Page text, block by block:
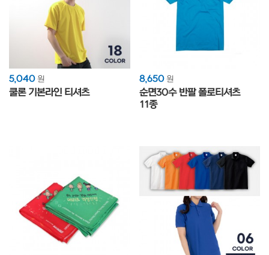
5,040 원
쿨론 기본라인 티셔츠
8,650 원
순면30수 반팔 폴로티셔츠
11종